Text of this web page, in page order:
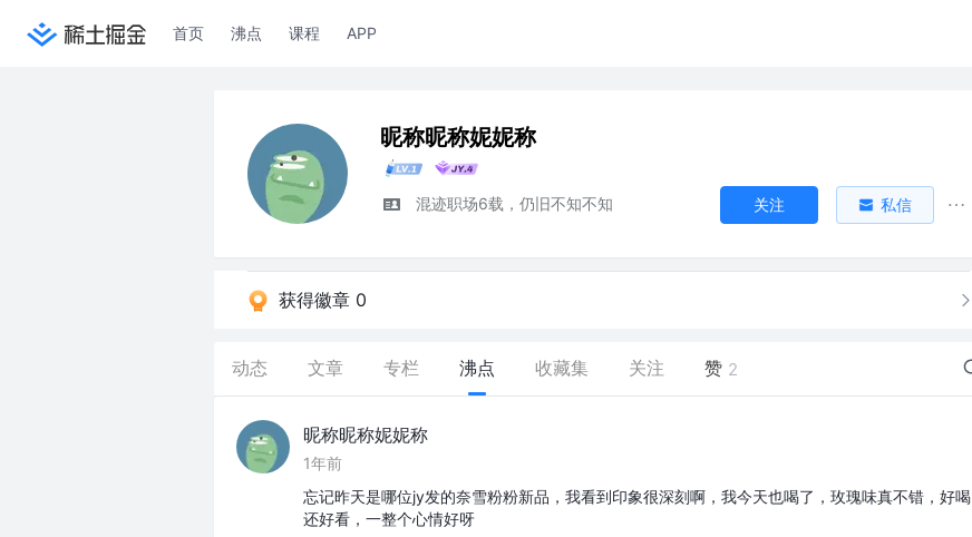
首页 沸点 课程 APP
昵称昵称妮妮称
混迹职场6载，仍旧不知不知 关注 私信
获得徽章 0
动态 文章 专栏 沸点 收藏集 关注 赞 2
昵称昵称妮妮称
1年前
忘记昨天是哪位jy发的奈雪粉粉新品，我看到印象很深刻啊，我今天也喝了，玫瑰味真不错，好喝
还好看，一整个心情好呀